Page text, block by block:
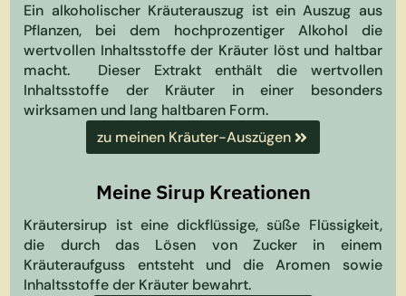
Ein alkoholischer Kräuterauszug ist ein Auszug aus
Pflanzen, bei dem hochprozentiger Alkohol die
wertvollen Inhaltsstoffe der Kräuter löst und haltbar
macht.
Dieser Extrakt enthält die wertvollen
Inhaltsstoffe der Kräuter in einer besonders
wirksamen und lang haltbaren Form.
zu meinen Kräuter-Auszügen
Meine Sirup Kreationen
Kräutersirup ist eine dickflüssige, süße Flüssigkeit,
die durch das Lösen von Zucker in einem
Kräuteraufguss entsteht und die Aromen sowie
Inhaltsstoffe der Kräuter bewahrt.